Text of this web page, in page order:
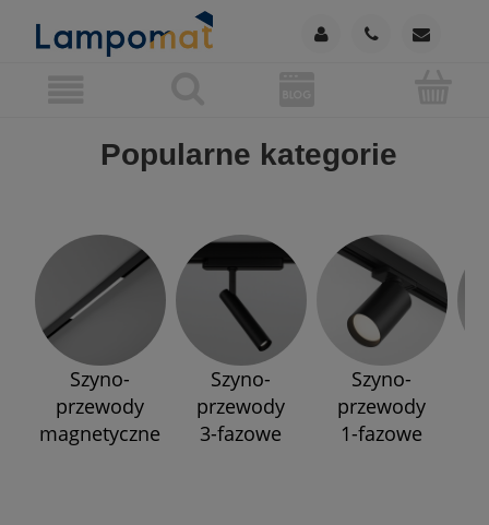
Popularne kategorie
Szyno-
przewody
magnetyczne
Szyno-
przewody
3-fazowe
Szyno-
przewody
1-fazowe